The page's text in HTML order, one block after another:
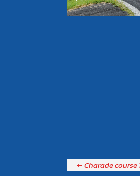
←Charade course